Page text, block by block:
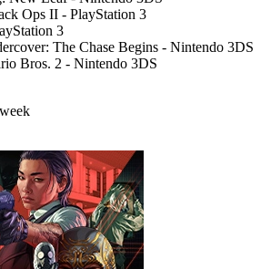
Ops II - PlayStation 3
3
The Chase Begins - Nintendo 3DS
Bros. 2 - Nintendo 3DS